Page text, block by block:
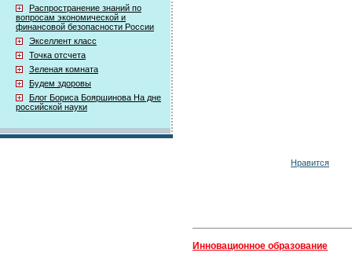
Распространение знаний по
вопросам экономической и
финансовой безопасности России
Экселлент класс
Точка отсчета
Зеленая комната
Будем здоровы
Блог Бориса Бояршинова На дне
российской науки
Нравится
Инновационное образование